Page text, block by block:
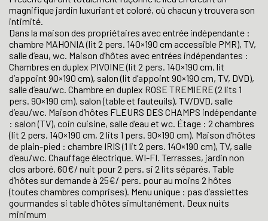
magnifique jardin luxuriant et coloré, où chacun y trouvera son
intimité.
Dans la maison des propriétaires avec entrée indépendante :
chambre MAHONIA (lit 2 pers. 140×190 cm accessible PMR), TV,
salle d’eau, wc. Maison d’hôtes avec entrées indépendantes :
Chambres en duplex PIVOINE (lit 2 pers. 140×190 cm, lit
d’appoint 90×190 cm), salon (lit d’appoint 90×190 cm, TV, DVD),
salle d’eau/wc. Chambre en duplex ROSE TREMIERE (2 lits 1
pers. 90×190 cm), salon (table et fauteuils), TV/DVD, salle
d’eau/wc. Maison d’hôtes FLEURS DES CHAMPS indépendante
: salon (TV), coin cuisine, salle d’eau et wc. Étage : 2 chambres
(lit 2 pers. 140×190 cm, 2 lits 1 pers. 90×190 cm). Maison d’hôtes
de plain-pied : chambre IRIS (1 lit 2 pers. 140×190 cm), TV, salle
d’eau/wc. Chauffage électrique. WI-FI. Terrasses, jardin non
clos arboré. 60€/ nuit pour 2 pers. si 2 lits séparés. Table
d’hôtes sur demande à 25€/ pers. pour au moins 2 hôtes
(toutes chambres comprises). Menu unique : pas d’assiettes
gourmandes si table d’hôtes simultanément. Deux nuits
minimum